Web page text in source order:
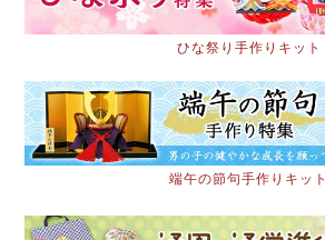
ひな祭り手作りキット
端午の節句手作りキット